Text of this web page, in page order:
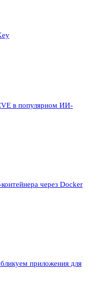
в популярном ИИ-
через Docker
приложения для